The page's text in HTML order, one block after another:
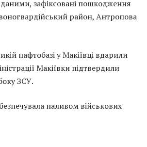
зафіксовані пошкодження
район, Антропова
нафтобазі у Макіївці вдарили
Макіївки підтвердили
ЗСУ.
паливом військових